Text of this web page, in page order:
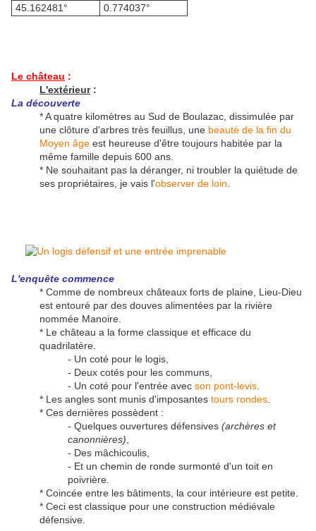
45.162481°
0.774037°
Le château :
L'extérieur:
La découverte
* A quatre kilomètres au Sud de Boulazac, dissimulée par
une clôture d'arbres très feuillus, une beauté de la fin du
Moyen âge est heureuse d'être toujours habitée par la
même famille depuis 600 ans.
* Ne souhaitant pas la déranger, ni troubler la quiétude de
ses propriétaires, je vais l'observer de loin
L'enquête commence
* Comme de nombreux châteaux forts de plaine, Lieu-Dieu
est entouré par des douves alimentées par la rivière
nommée Manoire.
* Le château a la forme classique et efficace du
quadrilatère.
- Un coté pour le logis,
- Deux cotés pour les communs,
- Un coté pour l'entrée avec son pont-levis
* Les angles sont munis d'imposantes tours rondes
* Ces dernières possèdent :
- Quelques ouvertures défensives (archères et
canonnières)
- Des mâchicoulis,
- Et un chemin de ronde surmonté d'un toit en
poivrière.
* Coincée entre les bâtiments, la cour intérieure est petite.
* Ceci est classique pour une construction médiévale
défensive.